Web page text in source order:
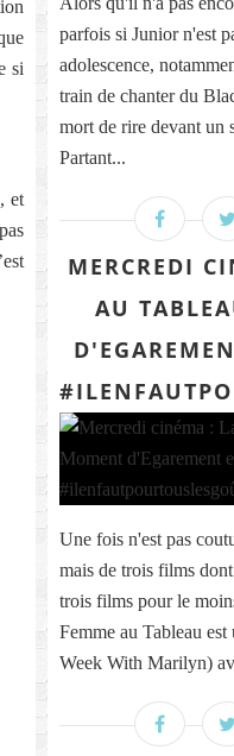
si
et
parfois si Junior n'est
adolescence,
train de chanter du
mort de rire devant un
Partant...
MERCREDI
AU
Une fois n'est pas
mais de trois films
trois films pour le
Femme au Tableau
Week With Marilyn)